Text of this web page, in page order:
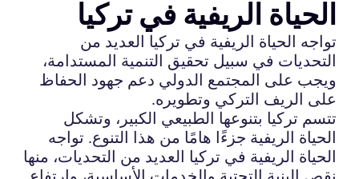
الحياة الريفية في تركيا
تواجه الحياة الريفية في تركيا العديد من
التحديات في سبيل تحقيق التنمية المستدامة،
ويجب على المجتمع الدولي دعم جهود الحفاظ
على الريف التركي وتطويره.
تتسم تركيا بتنوعها الطبيعي الكبير، وتشكل
الحياة الريفية جزءًا هامًا من هذا التنوع. تواجه
الحياة الريفية في تركيا العديد من التحديات، منها